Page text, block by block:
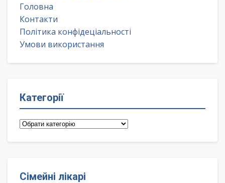
Головна
Контакти
Політика конфідеціальності
Умови використання
Категорії
Категорії
Сімейні лікарі